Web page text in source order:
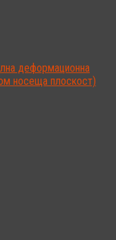
деформационна
носеща плоскост)